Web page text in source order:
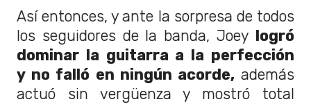
Así entonces, y ante la sorpresa de todos
los seguidores de la banda, Joey
logró
dominar la guitarra a la perfección
y no falló en ningún acorde,además
actuó sin vergüenza y mostró total